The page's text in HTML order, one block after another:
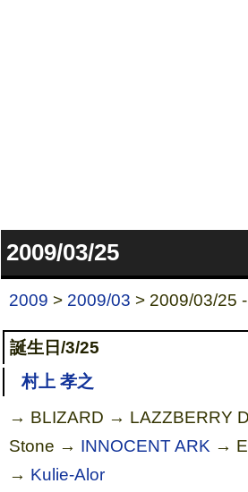
2009/03/25
2009 > 2009/03 > 2009/03/25
誕生日/3/25
村上 孝之
→ BLIZARD → LAZZBERRY
Stone → INNOCENT ARK →
→ Kulie-Alor